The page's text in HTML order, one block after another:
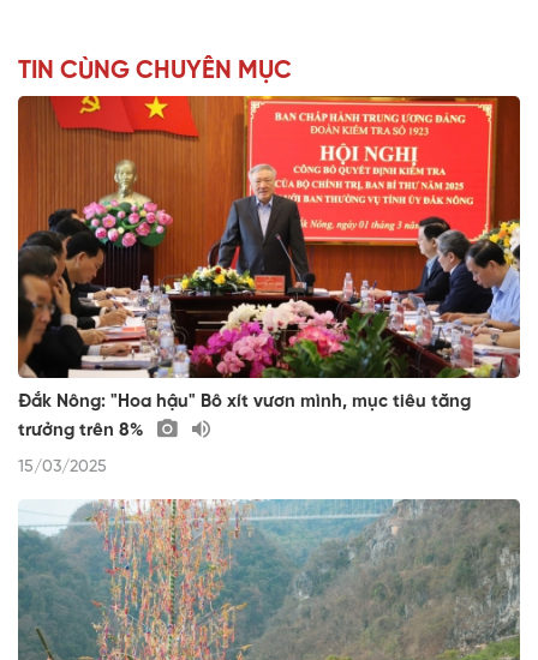
TIN CÙNG CHUYÊN MỤC
Đắk Nông: "Hoa hậu" Bô xít vươn mình, mục tiêu tăng
trưởng trên 8%
15/03/2025